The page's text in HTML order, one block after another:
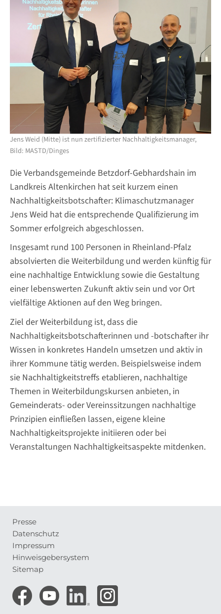
Jens Weid (Mitte) ist nun zertifizierter Nachhaltigkeitsmanager,
Bild: MASTD/Dinges
Die Verbandsgemeinde Betzdorf-Gebhardshain im
Landkreis Altenkirchen hat seit kurzem einen
Nachhaltigkeitsbotschafter: Klimaschutzmanager
Jens Weid hat die entsprechende Qualifizierung im
Sommer erfolgreich abgeschlossen.
Insgesamt rund 100 Personen in Rheinland-Pfalz
absolvierten die Weiterbildung und werden künftig für
eine nachhaltige Entwicklung sowie die Gestaltung
einer lebenswerten Zukunft aktiv sein und vor Ort
vielfältige Aktionen auf den Weg bringen.
Ziel der Weiterbildung ist, dass die
Nachhaltigkeitsbotschafterinnen und -botschafter ihr
Wissen in konkretes Handeln umsetzen und aktiv in
ihrer Kommune tätig werden. Beispielsweise indem
sie Nachhaltigkeitstreffs etablieren, nachhaltige
Themen in Weiterbildungskursen anbieten, in
Gemeinderats- oder Vereinssitzungen nachhaltige
Prinzipien einfließen lassen, eigene kleine
Nachhaltigkeitsprojekte initiieren oder bei
Veranstaltungen Nachhaltigkeitsaspekte mitdenken.
Meta-
Navigation
Presse
Datenschutz
Impressum
Hinweisgebersystem
Sitemap